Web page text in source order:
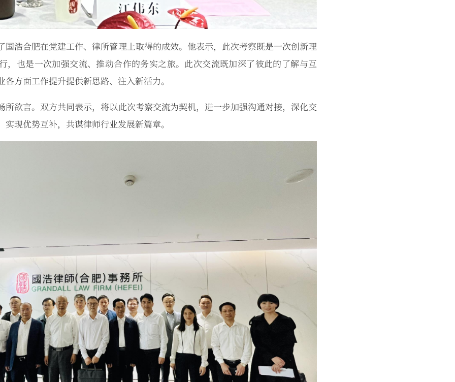
国浩合肥在党建工作、律所管理上取得的成效。他表示，此次考察既是一次创新理
，也是一次加强交流、推动合作的务实之旅。此次交流既加深了彼此的了解与互
方面工作提升提供新思路、注入新活力。
所欲言。双方共同表示，将以此次考察交流为契机，进一步加强沟通对接，深化交
现优势互补，共谋律师行业发展新篇章。